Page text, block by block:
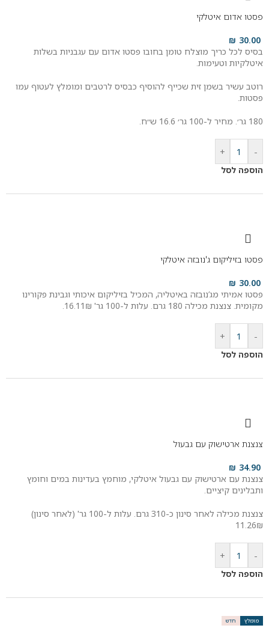
פסטו אדום איטלקי
30.00
₪
בסיס לכל כריך מוצלח טומן בחובו פסטו אדום עם עגבניות בשלות
איטלקיות וטעימות.
רוטב עשיר בשמן זית שכייף להוסיף כבסיס לרטבים ומומלץ לעטוף עמו
פסטות.
180 גר׳. מחיר ל-100 גר׳ 16.6 ש״ח.
-
+
הוספה לסל
פסטו בזיליקום ג'נובזה איטלקי
30.00
₪
פסטו אמיתי מג’נובזה באיטליה, המכיל בזיליקום איכותי וגבינת פקורינו
מקומית. צנצנת מכילה 180 גרם. עלות ל-100 גר' 16.11₪.
-
+
הוספה לסל
צנצנת ארטישוק עם גבעול
34.90
₪
צנצנת עם ארטישוק עם גבעול איטלקי, מוחמץ בעדינות במים וחומץ
ותבלינים קיציים.
צנצנת מכילה לאחר סינון כ-310 גרם. עלות ל-100 גר' (לאחר סינון)
11.26₪
-
+
הוספה לסל
מומלץ חדש